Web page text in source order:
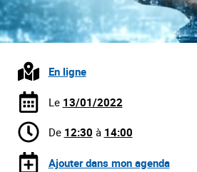
En ligne
Le 13/01/2022
De 12:30 à 14:00
Ajouter dans mon agenda